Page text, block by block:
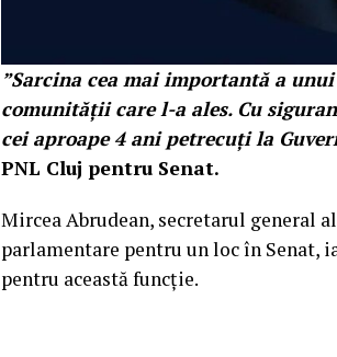
”Sarcina cea mai importantă a
comunității care l-a ales. Cu
cei aproape 4 ani petrecuți la
PNL Cluj pentru Senat.
Mircea Abrudean, secretarul general
parlamentare pentru un loc în Senat,
pentru această funcție.